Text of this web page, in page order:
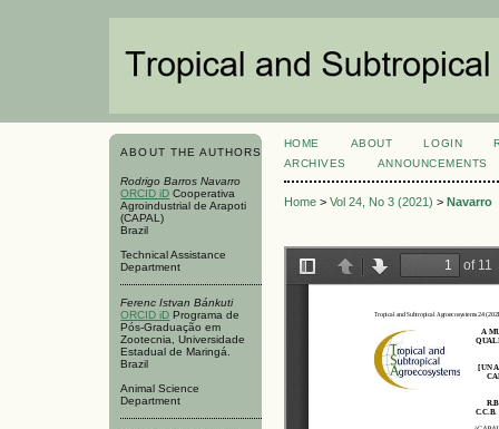
ABOUT THE AUTHORS
Rodrigo Barros Navarro
ORCID iD Cooperativa
Agroindustrial de Arapoti
(CAPAL)
Brazil
Technical Assistance
Department
Ferenc Istvan Bánkuti
ORCID iD Programa de
Pós-Graduação em
Zootecnia, Universidade
Estadual de Maringá.
Brazil
Animal Science
Department
HOME ABOUT LOGIN
ARCHIVES
ANNOUNCEMENTS
Home> Vol 24, No 3 (2021) > Navarro